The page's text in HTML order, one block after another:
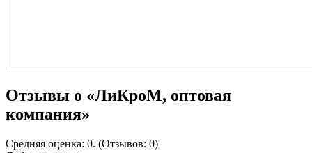
Отзывы о «ЛиКроМ, оптовая
компания»
Средняя оценка: 0. (Отзывов: 0)